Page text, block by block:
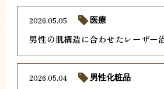
男性の肌構造に合わせたレーザー
2026.05.05 医療
2026.05.04 男性化粧品